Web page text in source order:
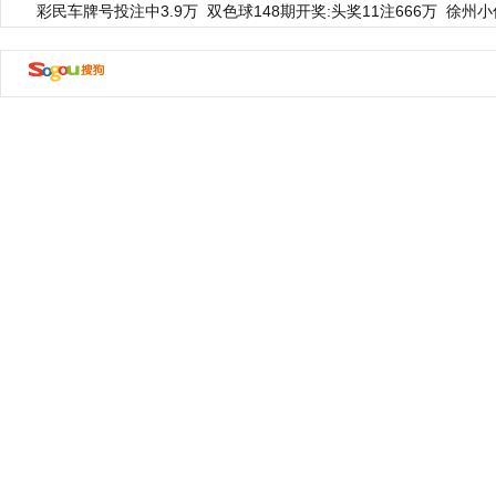
彩民车牌号投注中3.9万 双色球148期开奖:头奖11注666万 徐州